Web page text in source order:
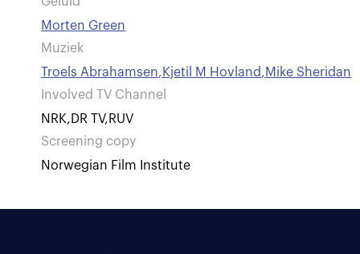
Morten Green
Muziek
Troels Abrahamsen, Kjetil M Hovland,Mike Sheridan
Involved TV Channel
NRK, DR TV,RUV
Screening copy
Norwegian Film Institute